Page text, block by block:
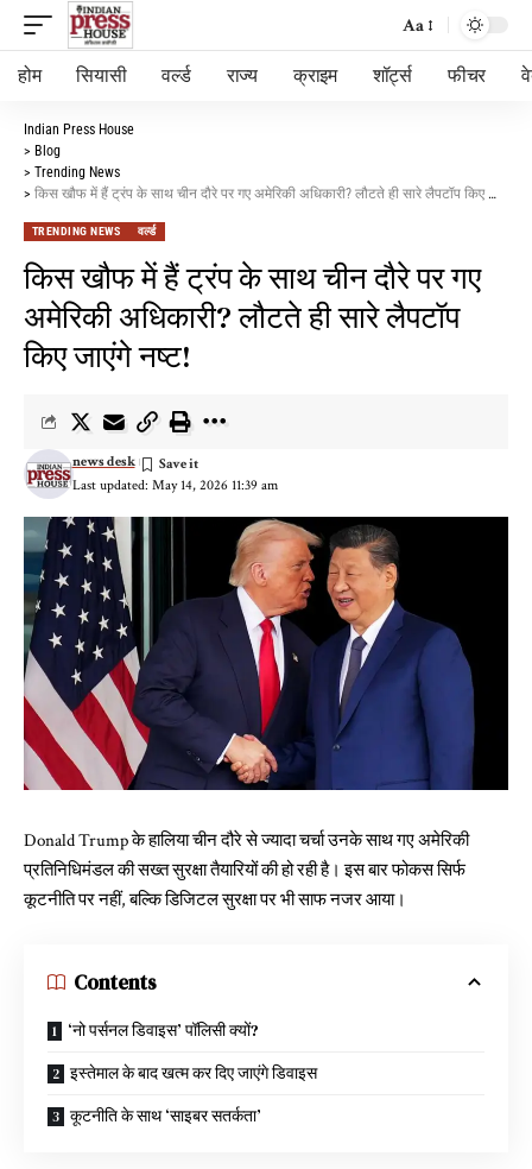
Aa
होम सियासी वर्ल्ड राज्य क्राइम शॉर्ट्स फीचर
Indian Press House
> Blog
> Trending News
> किस खौफ में हैं ट्रंप के साथ चीन दौरे पर गए अमेरिकी अधिकारी? लौटते ही सारे लैपटॉप किए जाएंगे नष्ट!
TRENDING NEWS वर्ल्ड
किस खौफ में हैं ट्रंप के साथ चीन दौरे पर गए
अमेरिकी अधिकारी? लौटते ही सारे लैपटॉप
किए जाएंगे नष्ट!
Last updated: May 14, 2026 11:39 am
news desk
Donald Trump के हालिया चीन दौरे से ज्यादा चर्चा उनके साथ गए अमेरिकी
प्रतिनिधिमंडल की सख्त सुरक्षा तैयारियों की हो रही है। इस बार फोकस सिर्फ
कूटनीति पर नहीं, बल्कि डिजिटल सुरक्षा पर भी साफ नजर आया।
Contents
‘नो पर्सनल डिवाइस’ पॉलिसी क्यों?
इस्तेमाल के बाद खत्म कर दिए जाएंगे डिवाइस
कूटनीति के साथ ‘साइबर सतर्कता’